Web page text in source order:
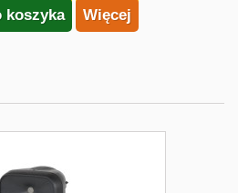
koszyka Więcej